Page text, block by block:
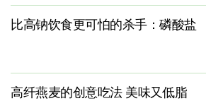
比高钠饮食更可怕的杀手：磷酸盐
高纤燕麦的创意吃法 美味又低脂